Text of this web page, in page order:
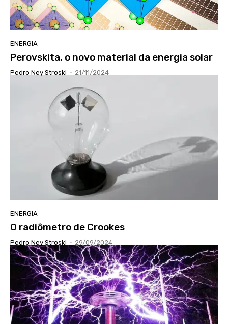
ENERGIA
Perovskita, o novo material da energia solar
Pedro Ney Stroski - 21/11/2024
ENERGIA
O radiômetro de Crookes
Pedro Ney Stroski - 29/09/2024